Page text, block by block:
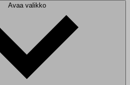
Avaa valikko